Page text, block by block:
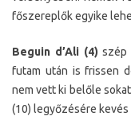
főszereplők egyike
Beguin d’Ali (4) szép
futam után is frissen
nem vett ki belőle
(10) legyőzésére kevés